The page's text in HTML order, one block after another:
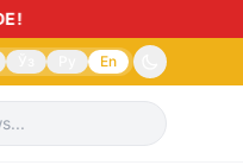
En